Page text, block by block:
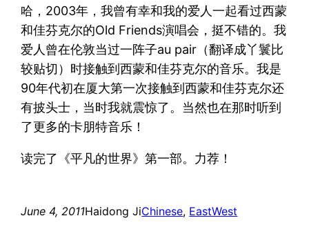
哈，2003年，我曾有幸和我的爱人一起看过西蒙
和佳芬克尔的Old Friends演唱会，挺不错的。我
爱人曾在伦敦当过一阵子au pair（翻译成丫鬟比
较贴切）时接触到西蒙和佳芬克尔的音乐。我是
90年代初在厦大第一次接触到西蒙和佳芬克尔还
有披头士，当时我就震惊了。当然也在那时听到
了更多的卡朋特音乐！
读完了《平凡的世界》第一部。力荐！
June 4, 2011Haidong JiChinese, EastWest